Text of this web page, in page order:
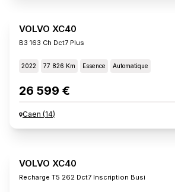
VOLVO XC40
B3 163 Ch Dct7 Plus
2022 77 826 Km Essence Automatique
26 599 €
Caen (14)
VOLVO XC40
Recharge T5 262 Dct7 Inscription Busi